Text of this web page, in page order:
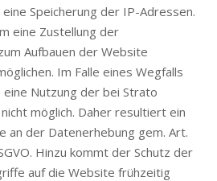
Speicherung der IP-Adressen.
eine Zustellung der
Aufbauen der Website
Im Falle eines Wegfalls
Nutzung der bei Strato
möglich. Daher resultiert ein
der Datenerhebung gem. Art.
Hinzu kommt der Schutz der
auf die Website frühzeitig